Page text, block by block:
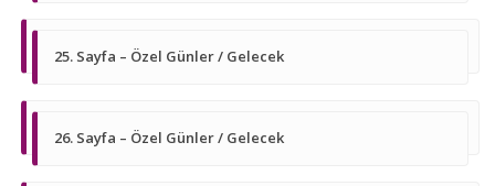
25. Sayfa – Özel Günler / Gelecek
26. Sayfa – Özel Günler / Gelecek